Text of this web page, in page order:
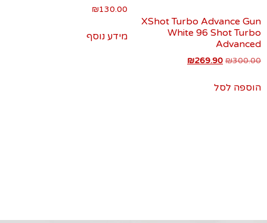
XShot Turbo Advance Gun
White 96 Shot Turbo
Advanced
₪300.00
₪269.90
הוספה לסל
₪130.00
מידע נוסף